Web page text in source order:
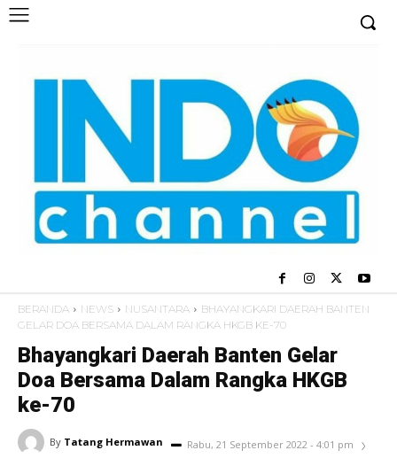
BERANDA NEWS NUSANTARA
BHAYANGKARI DAERAH BANTEN
GELAR DOA BERSAMA DALAM RANGKA HKGB KE-70
Bhayangkari Daerah Banten Gelar
Doa Bersama Dalam Rangka HKGB
ke-70
By Tatang Hermawan Rabu, 21 September 2022 - 4:01 pm